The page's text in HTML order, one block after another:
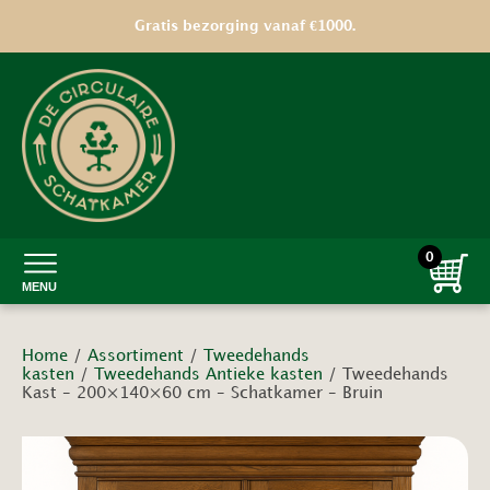
Gratis bezorging vanaf €1000.
MENU
0
Home / Assortiment /
Tweedehands
kasten / Tweedehands Antieke kasten / Tweedehands
Kast – 200×140×60 cm – Schatkamer – Bruin